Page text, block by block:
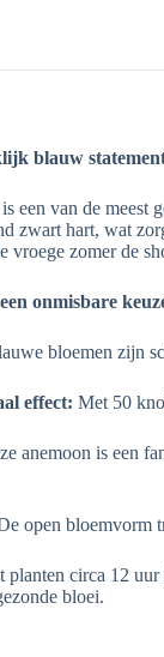
blauw
een van de
zwart hart, wat
vroege zomer de
onmisbare
bloemen zijn
effect: Met 50
anemoon is een
open bloemvorm
planten circa 12
bloei.